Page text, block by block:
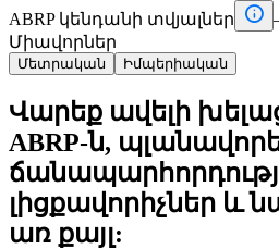
ABRP կենդանի տվյալներ

Միավորներ
Մետրական Իմպերիական
Վարեք ավելի
ABRP-ն,
լիցքավորիչներ և
առ քայլ: